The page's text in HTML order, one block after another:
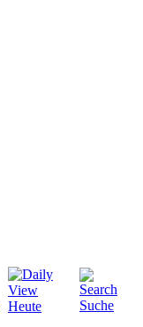
Heute Suche